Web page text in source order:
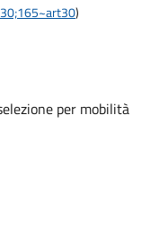
)
per mobilità